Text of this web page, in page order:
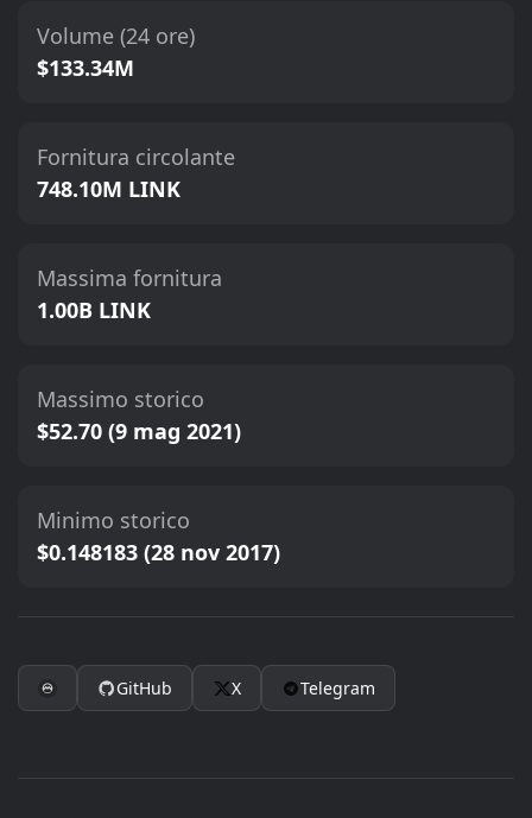
Volume (24 ore)
$133.34M
Fornitura circolante
748.10M LINK
Massima fornitura
1.00B LINK
Massimo storico
$52.70 (9 mag 2021)
Minimo storico
$0.148183 (28 nov 2017)
GitHub X Telegram